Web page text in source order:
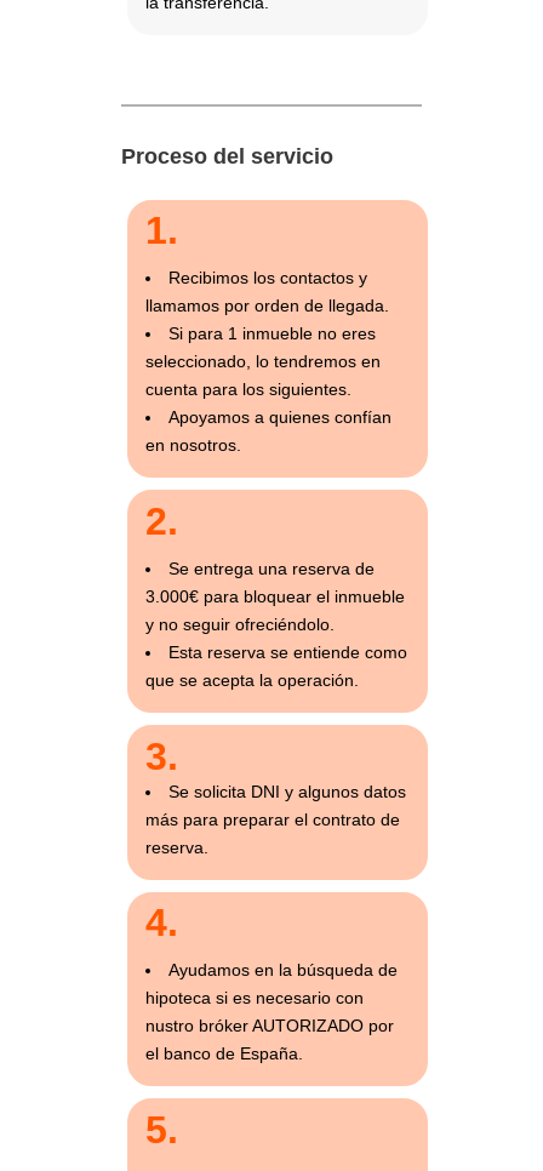
Proceso del servicio
1.
Recibimos los contactos y
llamamos por orden de llegada.
Si para 1 inmueble no eres
seleccionado, lo tendremos en
cuenta para los siguientes.
Apoyamos a quienes confían
en nosotros.
2.
Se entrega una reserva de
3.000€ para bloquear el inmueble
y no seguir ofreciéndolo.
Esta reserva se entiende como
que se acepta la operación.
3.
Se solicita DNI y algunos datos
más para preparar el contrato de
reserva.
4.
Ayudamos en la búsqueda de
hipoteca si es necesario con
nustro bróker AUTORIZADO por
el banco de España.
5.